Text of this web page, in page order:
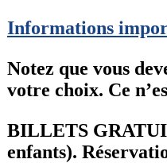
Informations
Notez que vous
votre choix. Ce
BILLETS
enfants).